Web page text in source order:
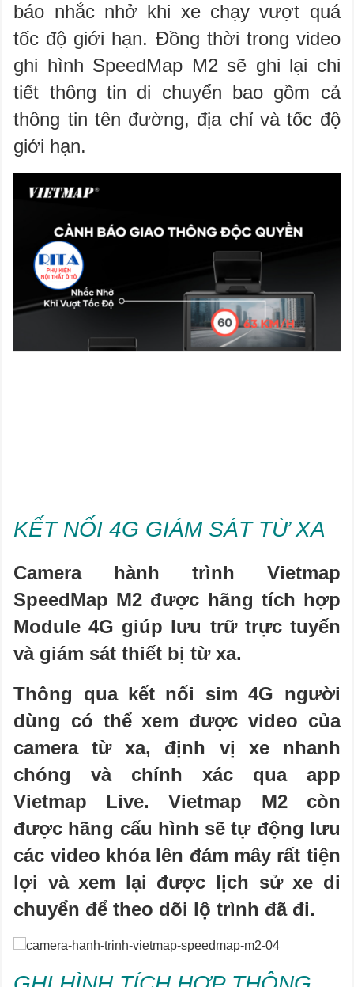
báo nhắc nhở khi xe chạy vượt quá
tốc độ giới hạn. Đồng thời trong video
ghi hình SpeedMap M2 sẽ ghi lại chi
tiết thông tin di chuyển bao gồm cả
thông tin tên đường, địa chỉ và tốc độ
giới hạn.
KẾT NỐI 4G GIÁM SÁT TỪ XA
Camera hành trình Vietmap
SpeedMap M2 được hãng tích hợp
Module 4G giúp lưu trữ trực tuyến
và giám sát thiết bị từ xa.
Thông qua kết nối sim 4G người
dùng có thể xem được video của
camera từ xa, định vị xe nhanh
chóng và chính xác qua app
Vietmap Live. Vietmap M2 còn
được hãng cấu hình sẽ tự động lưu
các video khóa lên đám mây rất tiện
lợi và xem lại được lịch sử xe di
chuyển để theo dõi lộ trình đã đi.